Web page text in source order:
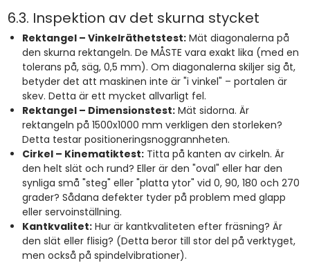
6.3. Inspektion av det skurna stycket
Rektangel – Vinkelräthetstest:Mät diagonalerna på
den skurna rektangeln. De MÅSTE vara exakt lika (med en
tolerans på, säg, 0,5 mm). Om diagonalerna skiljer sig åt,
betyder det att maskinen inte är "i vinkel" – portalen är
skev. Detta är ett mycket allvarligt fel.
Rektangel – Dimensionstest:Mät sidorna. Är
rektangeln på 1500x1000 mm verkligen den storleken?
Detta testar positioneringsnoggrannheten.
Cirkel – Kinematiktest:Titta på kanten av cirkeln. Är
den helt slät och rund? Eller är den "oval" eller har den
synliga små "steg" eller "platta ytor" vid 0, 90, 180 och 270
grader? Sådana defekter tyder på problem med glapp
eller servoinställning.
Kantkvalitet:Hur är kantkvaliteten efter fräsning? Är
den slät eller flisig? (Detta beror till stor del på verktyget,
men också på spindelvibrationer).